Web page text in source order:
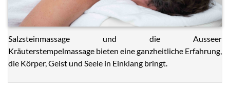
Salzsteinmassage und die Ausseer
Kräuterstempelmassage bieten eine ganzheitliche Erfahrung,
die Körper, Geist und Seele in Einklang bringt.